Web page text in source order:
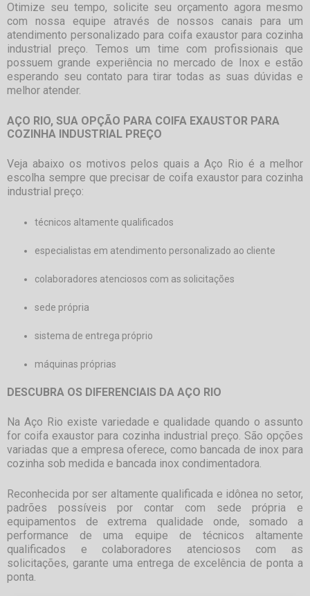
Otimize seu tempo, solicite seu orçamento agora mesmo
com nossa equipe através de nossos canais para um
atendimento personalizado para coifa exaustor para cozinha
industrial preço. Temos um time com profissionais que
possuem grande experiência no mercado de Inox e estão
esperando seu contato para tirar todas as suas dúvidas e
melhor atender.
AÇO RIO, SUA OPÇÃO PARA COIFA EXAUSTOR PARA
COZINHA INDUSTRIAL PREÇO
Veja abaixo os motivos pelos quais a Aço Rio é a melhor
escolha sempre que precisar de coifa exaustor para cozinha
industrial preço:
técnicos altamente qualificados
especialistas em atendimento personalizado ao cliente
colaboradores atenciosos com as solicitações
sede própria
sistema de entrega próprio
máquinas próprias
DESCUBRA OS DIFERENCIAIS DA AÇO RIO
Na Aço Rio existe variedade e qualidade quando o assunto
forcoifa exaustor para cozinha industrial preço. São opções
variadas que a empresa oferece, como bancada de inox para
cozinha sob medida e bancada inox condimentadora.
Reconhecida por ser altamente qualificada e idônea no setor,
padrões possíveis por contar com sede própria e
equipamentos de extrema qualidade onde, somado a
performance de uma equipe de técnicos altamente
qualificados e colaboradores atenciosos com as
solicitações, garante uma entrega de excelência de ponta a
ponta.